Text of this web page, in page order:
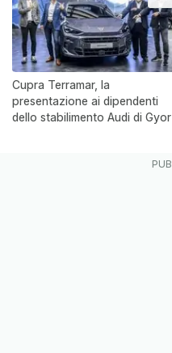
Cupra Terramar, la
presentazione ai dipendenti
dello stabilimento Audi di Gyor